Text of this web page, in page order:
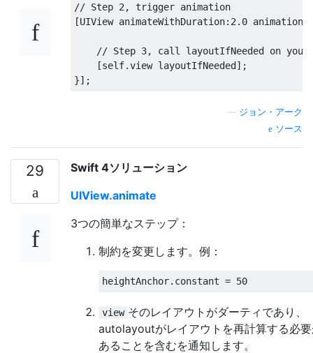
// Step 2, trigger animation
[UIView animateWithDuration: 2.0 animations
// Step 3, call layoutIfNeeded on your
[self.view layoutIfNeeded];
}];
ジョン・アーク
ソース
29
Swift 4ソリューション
UIView.animate
3つの簡単なステップ：
制約を変更します。例：
heightAnchor. constant = 50
view そのレイアウトがダーティであり、
autolayoutがレイアウトを再計算する必
あることを含むを通知します。